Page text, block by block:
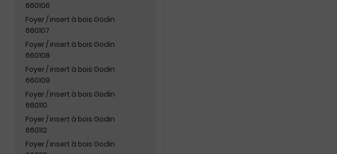
660106
Foyer / insert à bois Godin
660107
Foyer / insert à bois Godin
660108
Foyer / insert à bois Godin
660109
Foyer / insert à bois Godin
660110
Foyer / insert à bois Godin
660112
Foyer / insert à bois Godin